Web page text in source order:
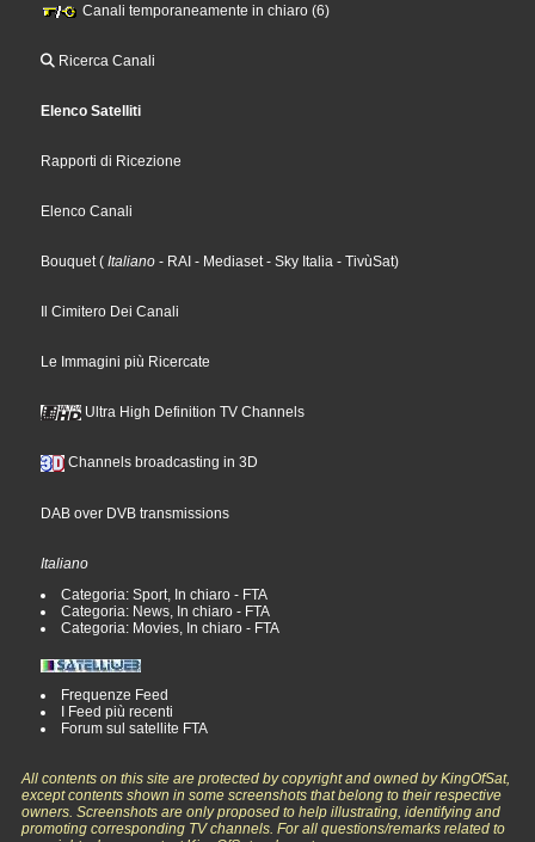
Canali temporaneamente in chiaro (6)
Ricerca Canali
Elenco Satelliti
Rapporti di Ricezione
Elenco Canali
Bouquet( Italiano - RAI - Mediaset- Sky Italia - TivùSat)
Il Cimitero Dei Canali
Le Immagini più Ricercate
Ultra High Definition TV Channels
Channels broadcasting in 3D
DAB over DVB transmissions
Italiano
Categoria: Sport, In chiaro - FTA
Categoria: News, In chiaro - FTA
Categoria: Movies, In chiaro - FTA
Frequenze Feed
I Feed più recenti
Forum sul satellite FTA
All contents on this site are protected by copyright and owned by KingOfSat,
except contents shown in some screenshots that belong to their respective
owners. Screenshots are only proposed to help illustrating, identifying and
promoting corresponding TV channels. For all questions/remarks related to